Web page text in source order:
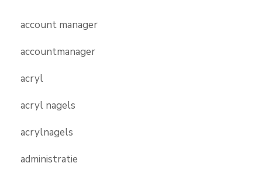
account manager
accountmanager
acryl
acryl nagels
acrylnagels
administratie